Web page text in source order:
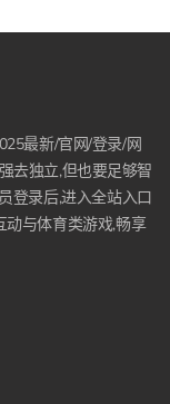
最新/官网/登录/网
去独立,但也要足够智
登录后,进入全站入口
动与体育类游戏,畅享